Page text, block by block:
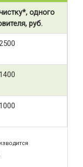
одного
руб.
1400
1000